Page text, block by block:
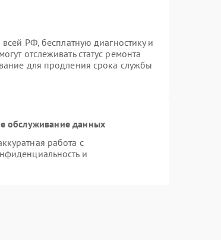
РФ, бесплатную диагностику и
отслеживать статус ремонта
для продления срока службы
обслуживание данных
работа с
и